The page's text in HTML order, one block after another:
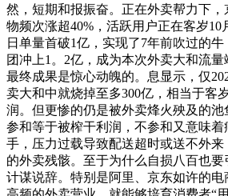
然，短期和报振奋。正在外卖帮力下
物频次涨超40%，活跃用户正在客岁10
日单量首破1亿，实现了7年前吹过的
团冲上1。2亿，成为本次外卖大和流量
最终成果是惊心动魄的。息显示，仅
卖大和中就烧掉至多300亿，相当于客
润。但更惨的仍是被外卖烽火殃及的
参和等于被榨干利润，不参和又意味
手，压力过载导致配送超时或送不外
的外卖残骸。至于为什么自损八百也
计谋说辞。特别是阿里、京东如许的